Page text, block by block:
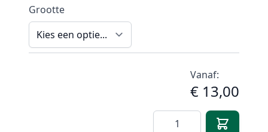
Grootte
Vanaf:
€ 13,00
Aantal